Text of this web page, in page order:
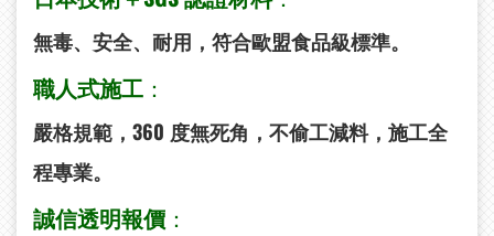
無毒、安全、耐用，符合歐盟食品級標準。
職人式施工 ：
嚴格規範，360 度無死角，不偷工減料，施工全
程專業。
誠信透明報價 ：